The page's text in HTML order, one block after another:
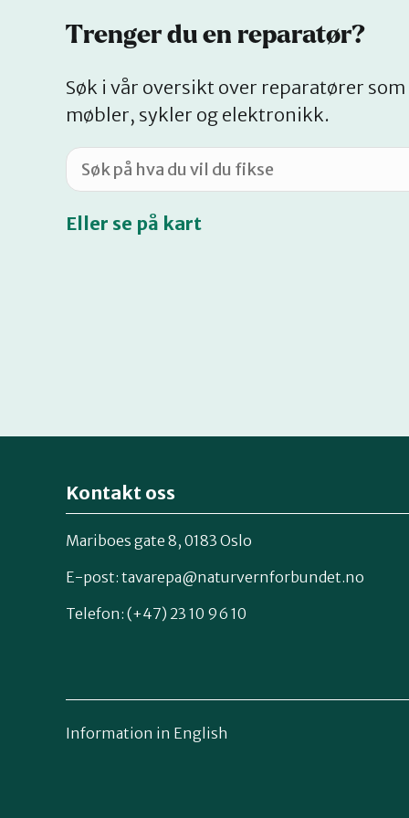
Trenger du en reparatør?
Søk i vår oversikt over reparatører
møbler, sykler og elektronikk.
Eller se på kart
Kontakt oss
Mariboes gate 8, 0183 Oslo
E-post: tavarepa@naturvernforbundet.no
Telefon: (+47) 23 10 96 10
Information in English